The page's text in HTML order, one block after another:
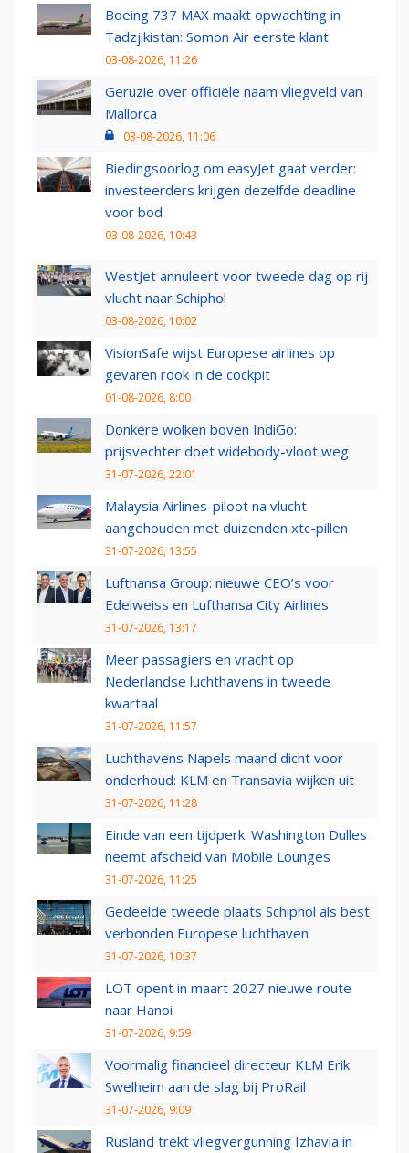
Boeing 737 MAX maakt opwachting in
Tadzjikistan: Somon Air eerste klant
03-08-2026, 11:26
Geruzie over officiële naam vliegveld van
Mallorca
03-08-2026, 11:06
Biedingsoorlog om easyJet gaat verder:
investeerders krijgen dezelfde deadline
voor bod
03-08-2026, 10:43
WestJet annuleert voor tweede dag op rij
vlucht naar Schiphol
03-08-2026, 10:02
VisionSafe wijst Europese airlines op
gevaren rook in de cockpit
01-08-2026, 8:00
Donkere wolken boven IndiGo:
prijsvechter doet widebody-vloot weg
31-07-2026, 22:01
Malaysia Airlines-piloot na vlucht
aangehouden met duizenden xtc-pillen
31-07-2026, 13:55
Lufthansa Group: nieuwe CEO’s voor
Edelweiss en Lufthansa City Airlines
31-07-2026, 13:17
Meer passagiers en vracht op
Nederlandse luchthavens in tweede
kwartaal
31-07-2026, 11:57
Luchthavens Napels maand dicht voor
onderhoud: KLM en Transavia wijken uit
31-07-2026, 11:28
Einde van een tijdperk: Washington Dulles
neemt afscheid van Mobile Lounges
31-07-2026, 11:25
Gedeelde tweede plaats Schiphol als best
verbonden Europese luchthaven
31-07-2026, 10:37
LOT opent in maart 2027 nieuwe route
naar Hanoi
31-07-2026, 9:59
Voormalig financieel directeur KLM Erik
Swelheim aan de slag bij ProRail
31-07-2026, 9:09
Rusland trekt vliegvergunning Izhavia in